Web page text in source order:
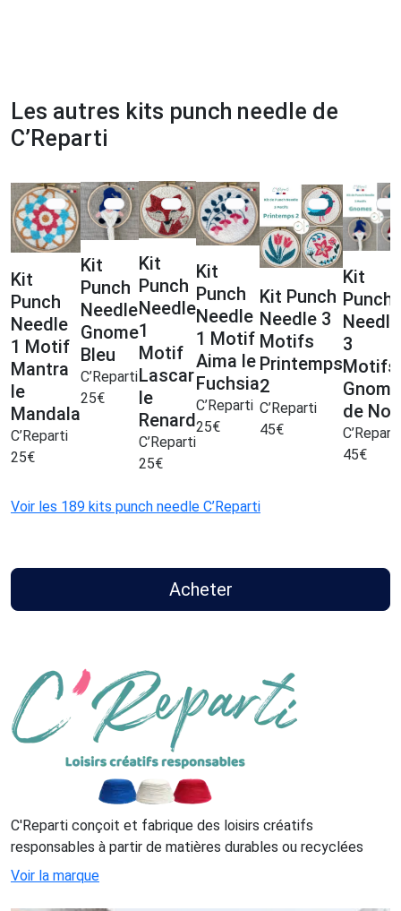
Les autres kits punch needle de
C’Reparti
Kit
Punch
Needle
1 Motif
Mantra
le
Mandala
C’Reparti
25€
Kit
Punch
Needle
Gnome
Bleu
C’Reparti
25€
Kit
Punch
Needle
1
Motif
Lascar
le
Renard
C’Reparti
25€
Kit
Punch
Needle
1 Motif
Aima le
Fuchsia
C’Reparti
25€
Kit Punch
Needle 3
Motifs
Printemps
2
C’Reparti
45€
Kit
Punch
Needle
3
Motifs
de
C’Reparti
45€
Voir les 189 kits punch needle C’Reparti
Acheter
C'Reparti conçoit et fabrique des loisirs créatifs
responsables à partir de matières durables ou recyclées
Voir la marque